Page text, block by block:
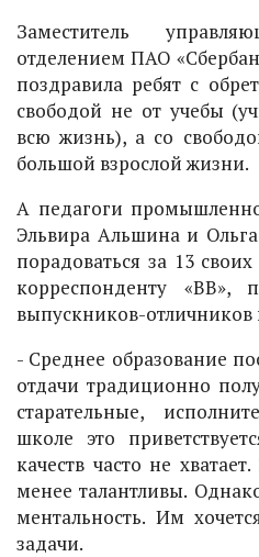
Заместитель
отделением ПАО
поздравила ребят с
свободой не от учебы
всю жизнь), а со
большой взрослой жизни.
А педагоги
Эльвира Альшина и
порадоваться за 13
корреспонденту «ВВ»,
выпускников-отличников
- Среднее образование
отдачи традиционно
старательные,
школе это
качеств часто не
менее талантливы.
ментальность. Им
задачи.